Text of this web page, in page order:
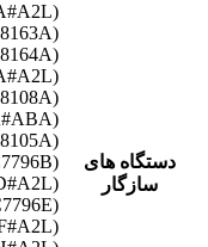
دستگاه های
سازگار